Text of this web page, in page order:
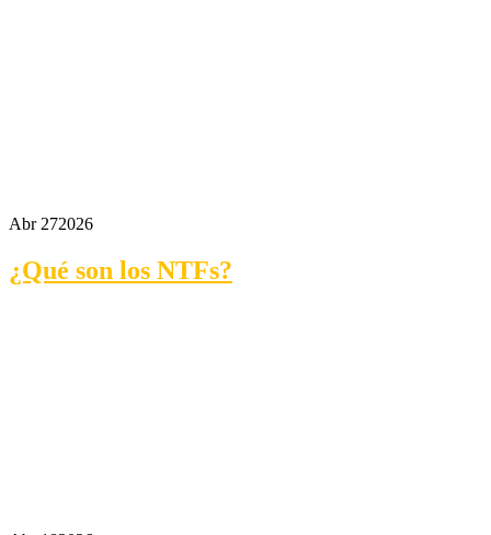
Abr 272026
¿Qué son los NTFs?